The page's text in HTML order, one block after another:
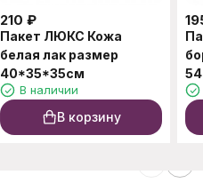
210 ₽
Пакет ЛЮКС Кожа
белая лак размер
40*35*35см
В наличии
В корзину